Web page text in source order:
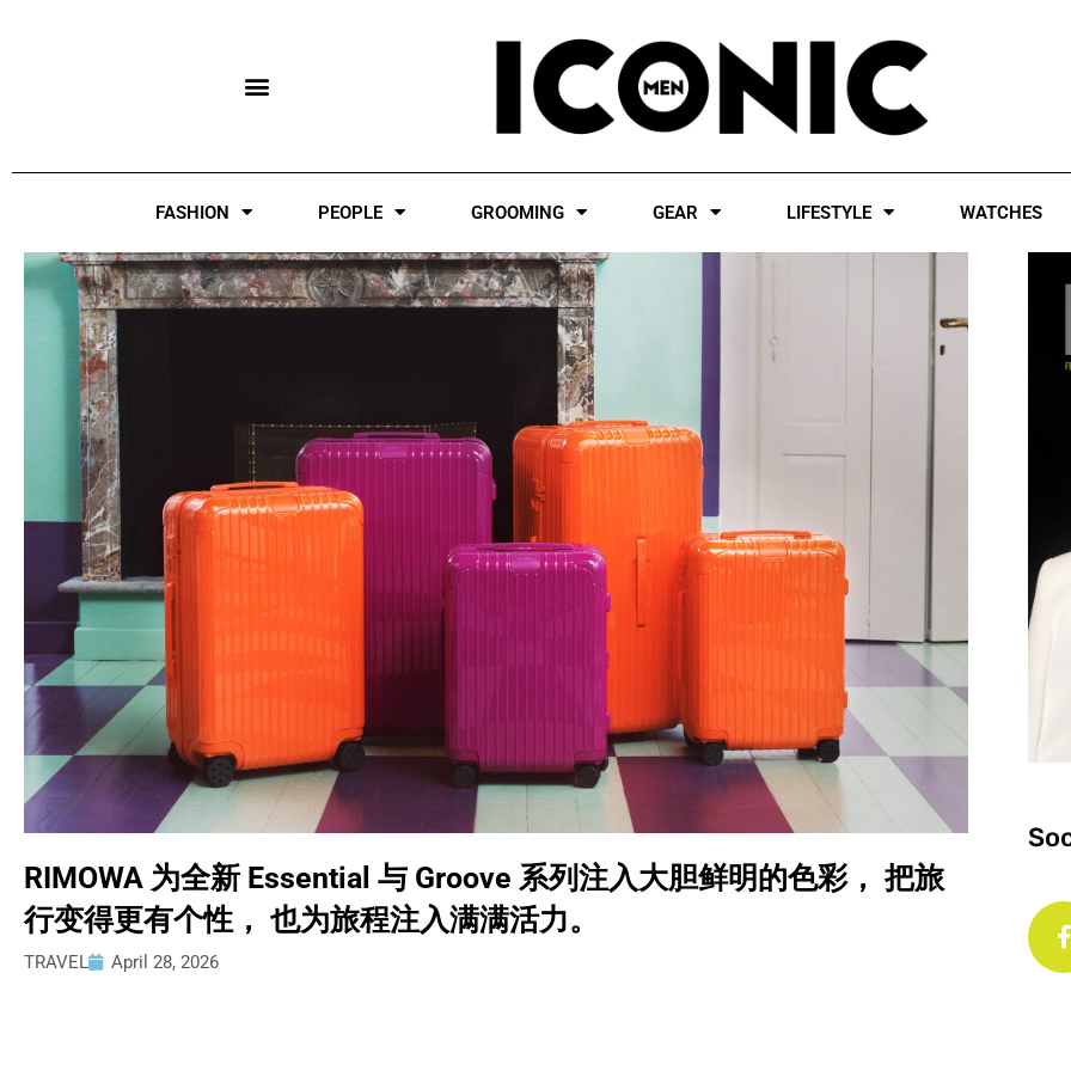
FASHION PEOPLE GROOMING GEAR LIFESTYLE WATCHES
RIMOWA 为全新 Essential 与 Groove 系列注入大胆鲜明的色彩， 把旅
行变得更有个性， 也为旅程注入满满活力。
TRAVEL April 28, 2026
c